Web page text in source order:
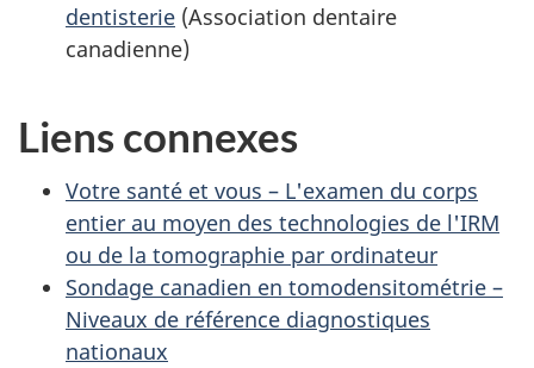
dentisterie (Association dentaire
canadienne)
Liens connexes
Votre santé et vous – L'examen du corps
entier au moyen des technologies de l'IRM
ou de la tomographie par ordinateur
Sondage canadien en tomodensitométrie –
Niveaux de référence diagnostiques
nationaux